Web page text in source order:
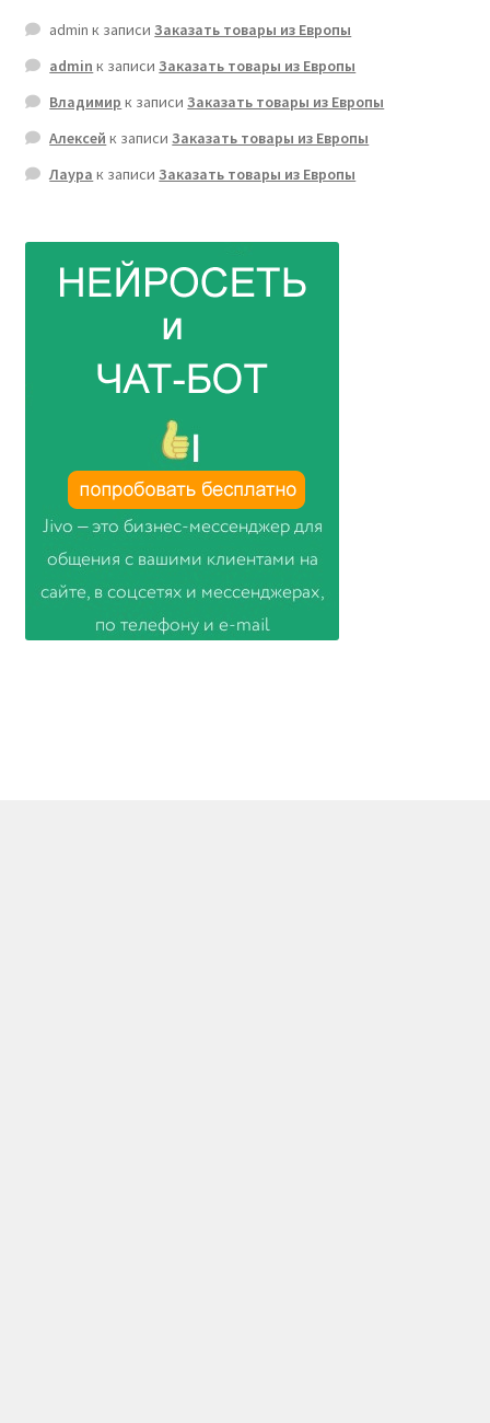
admin к записиЗаказать товары из Европы
admin к записиЗаказать товары из Европы
Владимир к записиЗаказать товары из Европы
Алексей к записиЗаказать товары из Европы
Лаура к записиЗаказать товары из Европы